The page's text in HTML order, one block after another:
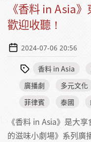
《香料 in Asia
歡迎收聽！
2024-07-06 20:56
香料 in Asia
廣播劇
多元文化
菲律賓
泰國
《香料 in Asia》是大
的滋味小劇場》系列廣